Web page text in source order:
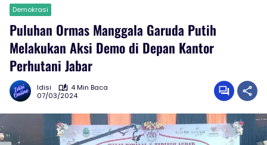
Demokrasi
Puluhan Ormas Manggala Garuda Putih
Melakukan Aksi Demo di Depan Kantor
Perhutani Jabar
Idisi
4 Min Baca
07/03/2024